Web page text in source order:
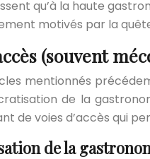
qu’à la haute
motivés par la
(souvent
mentionnés
de la
de voies d’accès qui
de la